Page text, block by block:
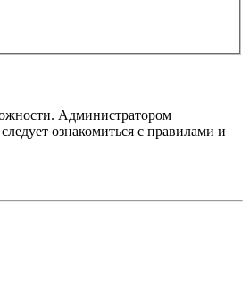
Администратором
ознакомиться с правилами и